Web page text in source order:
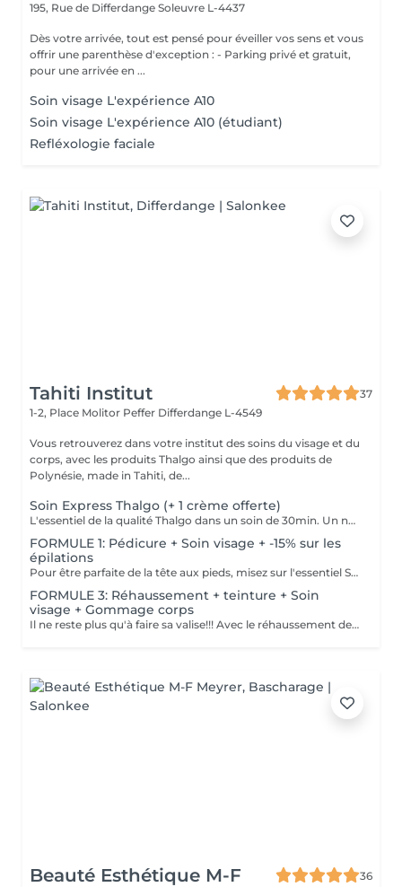
195, Rue de Differdange Soleuvre L-4437
Dès votre arrivée, tout est pensé pour éveiller vos sens et vous
offrir une parenthèse d'exception : - Parking privé et gratuit,
pour une arrivée en ...
Soin visage L'expérience A10
Soin visage L'expérience A10 (étudiant)
Refléxologie faciale
Tahiti Institut
37
1-2, Place Molitor Peffer Differdange L-4549
Vous retrouverez dans votre institut des soins du visage et du
corps, avec les produits Thalgo ainsi que des produits de
Polynésie, made in Tahiti, de...
Soin Express Thalgo (+ 1 crème offerte)
L'essentiel de la qualité Thalgo dans un soin de 30min. Un nettoyage, un gommage, un masque cellulose végétale et actifs marins et une crème. CADEAU: Une crème offerte afin de prolonger les effets du soin. (Dans la limite des stocks disponibles) MASQUE SHOTS MARINS: CELLULOSE VÉGÉTALE Issue de bois d'eucalyptus de forêts durablement gérées. Obtenue par chimie verte. 100% biodégradable ALGINATES Fibres uniques aux algues (n'existent pas dans le monde terrestre). Donnent aux algues, résistance et souplesse face aux courants. 100% naturels. LOTIONS THALGO 5 solutions aqueuses riches en extraits marins
FORMULE 1: Pédicure + Soin visage + -15% sur les
épilations
Pour être parfaite de la tête aux pieds, misez sur l'essentiel Soin du visage Bora Bora ( gommage et massage à l'huile de coco) Une pédicure express au choix rape ou trempage + Coupe et limage des ongles -15 % Sur toutes vos épilations ( à rajouter à votre RDV) Pour plus de précision, n'hésitez pas whatsapp, SMS ou appel au 661 555 858
FORMULE 3: Réhaussement + teinture + Soin
visage + Gommage corps
Il ne reste plus qu'à faire sa valise!!! Avec le réhaussement des cils et la teinture, plus besoin de mascara, la tranquillité assurée pendant les vacances Soin du visage Bora Bora ( gommage et massage à l'huile de coco) Gommage corps (monoï ou coco) parfait pour préparer la peau à l'été, au soleil, à la plage, au bronzage Pour plus de précision, n'hésitez pas whatsapp, SMS ou appel au 661 555 858
Beauté Esthétique M-F
36